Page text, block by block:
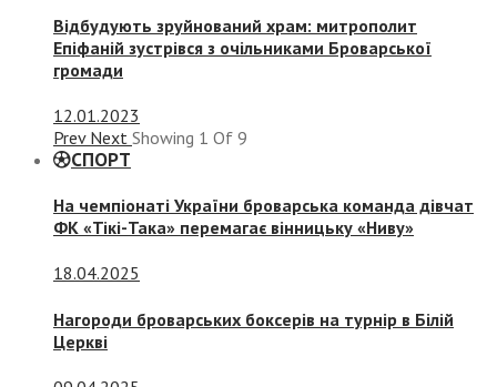
Відбудують зруйнований храм: митрополит
Епіфаній зустрівся з очільниками Броварської
громади
12.01.2023
Prev Next Showing 1 Of 9
СПОРТ
На чемпіонаті України броварська команда дівчат
ФК «Тікі-Така» перемагає вінницьку «Ниву»
18.04.2025
Нагороди броварських боксерів на турнір в Білій
Церкві